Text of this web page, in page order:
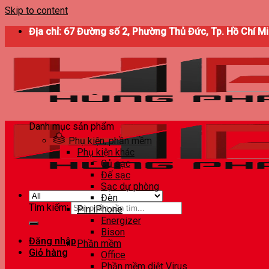
Skip to content
Địa chỉ: 67 Đường số 2, Phường Thủ Đức, Tp. Hồ Chí
Tìm kiếm:
Đăng nhập
Giỏ hàng
Danh mục sản phẩm
Phụ kiện, phần mềm
Phụ kiện khác
Củ sạc
Đế sạc
Sạc dự phòng
Đèn
Pin iPhone
Energizer
Bison
Phần mềm
Office
Phần mềm diệt Virus